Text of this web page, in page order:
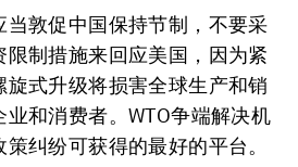
敦促中国保持节制，不要采
制措施来回应美国，因为紧
式升级将损害全球生产和销
和消费者。WTO争端解决机
纠纷可获得的最好的平台。